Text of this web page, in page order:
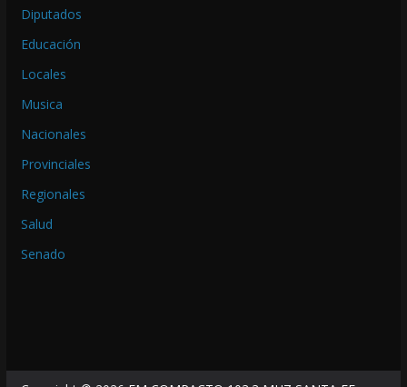
Diputados
Educación
Locales
Musica
Nacionales
Provinciales
Regionales
Salud
Senado